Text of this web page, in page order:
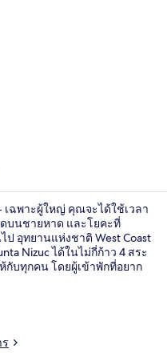
ระว่ายน้ำกลางแจ้ง, คาบาน่าฟรี, ร่ม
เฉพาะผู้ใหญ่ คุณจะได้ใช้เวลา
บนชายหาด และโยคะที่
อุทยานแห่งชาติ West Coast
Nizuc ได้ในไม่กี่ก้าว 4 สระ
บทุกคน โดยผู้เข้าพักที่อยาก
คือหนึ่งใน 7 ห้องอาหารที่
บริการอาหารเช้า ไฮไลท์เพิ่ม
วกับสระว่ายน้ำและพนักงาน